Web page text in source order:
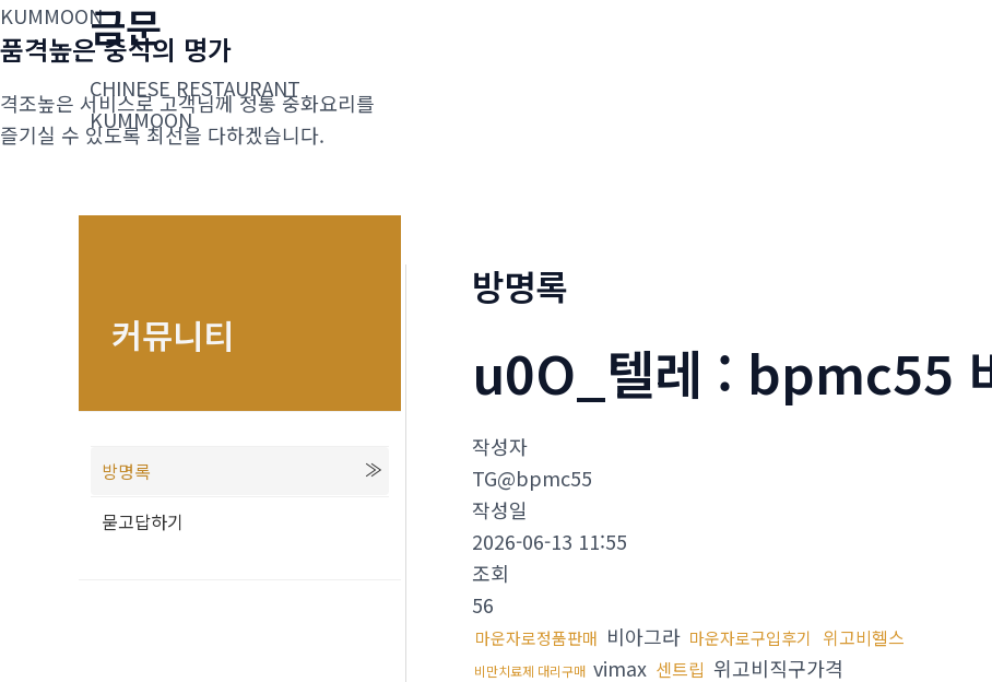
콘
텐
로
건
금문
CHINESE RESTAURANT
KUMMOON
KUMMOON
품격높은 중식의 명가
격조높은 서비스로 고객님께 정통 중화요리를
즐기실 수 있도록 최선을 다하겠습니다.
커뮤니티
방명록
묻고답하기
방명록
u0O_텔레 : bpmc55
작성자
TG@bpmc55
작성일
2026-06-13 11:55
조회
56
마운자로정품판매 비아그라 마운자로구입후기 위고비헬스
비만치료제 대리구매 vimax 센트립 위고비직구가격